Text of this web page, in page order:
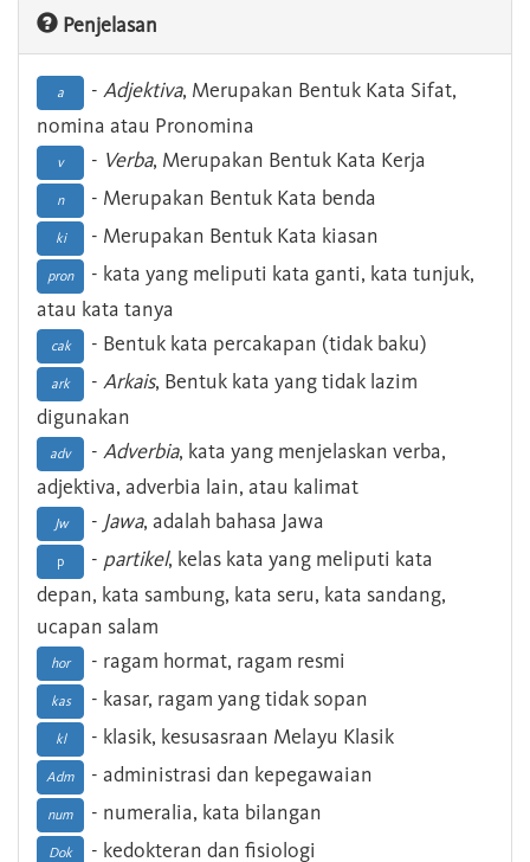
Penjelasan
a - Adjektiva, Merupakan Bentuk Kata Sifat,
nomina atau Pronomina
v - Verba, Merupakan Bentuk Kata Kerja
n - Merupakan Bentuk Kata benda
ki - Merupakan Bentuk Kata kiasan
pron
- kata yang meliputi kata ganti, kata tunjuk,
atau kata tanya
cak - Bentuk kata percakapan (tidak baku)
ark - Arkais, Bentuk kata yang tidak lazim
digunakan
adv - Adverbia, kata yang menjelaskan verba,
adjektiva, adverbia lain, atau kalimat
Jw - Jawa, adalah bahasa Jawa
p - partikel, kelas kata yang meliputi kata
depan, kata sambung, kata seru, kata sandang,
ucapan salam
hor - ragam hormat, ragam resmi
kas - kasar, ragam yang tidak sopan
kl - klasik, kesusasraan Melayu Klasik
Adm - administrasi dan kepegawaian
num - numeralia, kata bilangan
Dok - kedokteran dan fisiologi